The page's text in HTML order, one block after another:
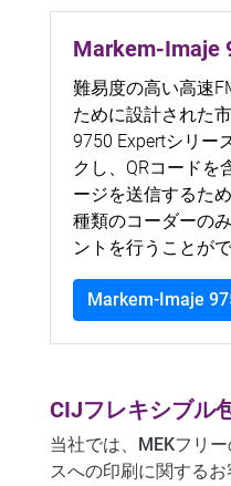
Markem-Imaje
難易度の高い高速
ために設計された
9750 Expertシリー
クし、QRコードを
ージを送信するた
種類のコーダーの
ントを行うことがで
Markem-Imaje
CIJフレキシブル
当社では、 MEKフリ
スへの印刷 に関する